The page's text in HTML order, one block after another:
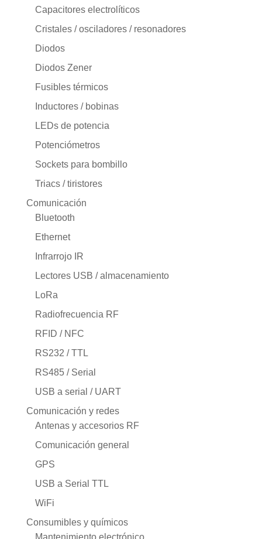
Capacitores electrolíticos
Cristales / osciladores / resonadores
Diodos
Diodos Zener
Fusibles térmicos
Inductores / bobinas
LEDs de potencia
Potenciómetros
Sockets para bombillo
Triacs / tiristores
Comunicación
Bluetooth
Ethernet
Infrarrojo IR
Lectores USB / almacenamiento
LoRa
Radiofrecuencia RF
RFID / NFC
RS232 / TTL
RS485 / Serial
USB a serial / UART
Comunicación y redes
Antenas y accesorios RF
Comunicación general
GPS
USB a Serial TTL
WiFi
Consumibles y químicos